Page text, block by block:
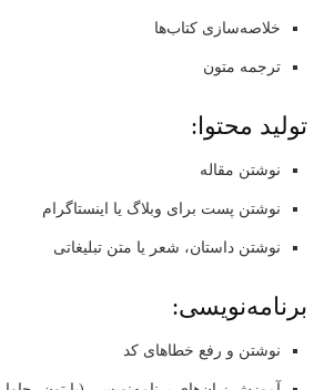
خلاصه‌سازی کتاب‌ها
ترجمه متون
تولید محتوا:
نوشتن مقاله
نوشتن پست برای وبلاگ یا اینستاگرام
نوشتن داستان، شعر یا متن تبلیغاتی
برنامه‌نویسی:
نوشتن و رفع خطاهای کد